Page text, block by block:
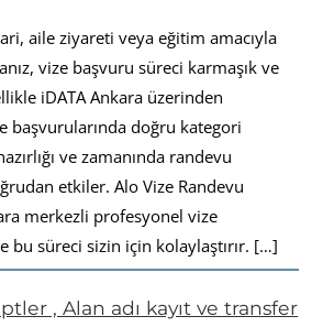
aile ziyareti veya eğitim amacıyla
vize başvuru süreci karmaşık ve
iDATA Ankara üzerinden
başvurularında doğru kategori
ve zamanında randevu
etkiler. Alo Vize Randevu
merkezli profesyonel vize
bu süreci sizin için kolaylaştırır. […]
, Alan adı kayıt ve transfer